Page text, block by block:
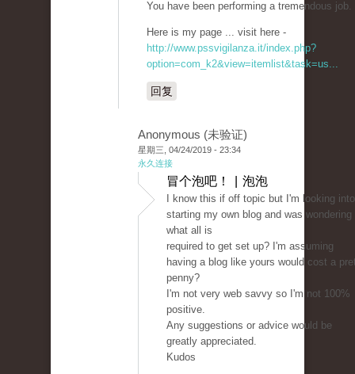
You have been performing a tremendous job.
Here is my page ... visit here -
http://www.pssvigilanza.it/index.php?
option=com_k2&view=itemlist&task=us...
回复
Anonymous (未验证)
星期三, 04/24/2019 - 23:34
永久连接
冒个泡吧！ | 泡泡
I know this if off topic but I'm looking into
starting my own blog and was wondering
what all is
required to get set up? I'm assuming
having a blog like yours would cost a
penny?
I'm not very web savvy so I'm not 100%
positive.
Any suggestions or advice would be
greatly appreciated.
Kudos